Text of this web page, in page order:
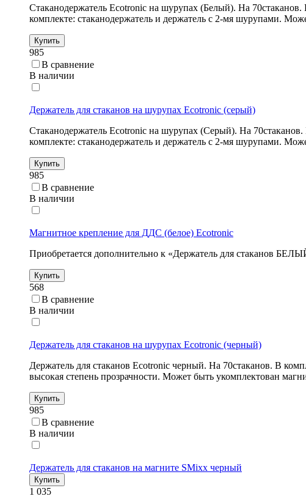
Стаканодержатель Ecotronic на шурупах (Белый). На 70стаканов.
комплекте: стаканодержатель и держатель с 2-мя шурупами.
Купить
985
В сравнение
В наличии
Держатель для стаканов на шурупах Ecotronic (серый)
Стаканодержатель Ecotronic на шурупах (Серый). На 70стаканов.
комплекте: стаканодержатель и держатель с 2-мя шурупами.
Купить
985
В сравнение
В наличии
Магнитное крепление для ДДС (белое) Ecotronic
Приобретается дополнительно к «Держатель для стаканов
Купить
568
В сравнение
В наличии
Держатель для стаканов на шурупах Ecotronic (черный)
Держатель для стаканов Ecotronic черный. На 70стаканов. В
высокая степень прозрачности. Может быть укомплектован
Купить
985
В сравнение
В наличии
Держатель для стаканов на магните SMixx черный
Купить
1 035